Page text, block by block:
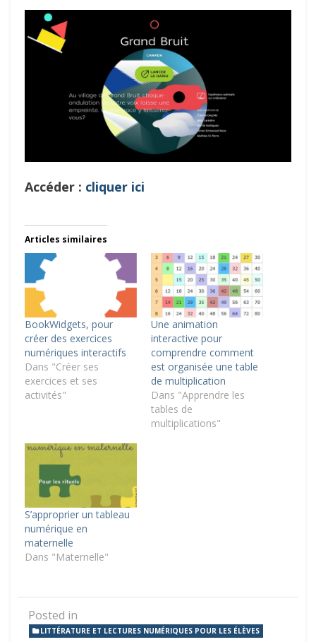
Accéder : cliquer ici
Articles similaires
BookWidgets, pour
créer des exercices
numériques interactifs
Dans "Créer ses
exercices et ses
activités"
Une animation
interactive pour
comprendre comment
est organisée une table
de multiplication
Dans "Apprendre les
tables de
multiplications"
S’approprier un tableau
numérique en
maternelle
Dans "Maternelle"
Posted in
LITTÉRATURE ET LECTURES NUMÉRIQUES POUR LES ÉLÈVES